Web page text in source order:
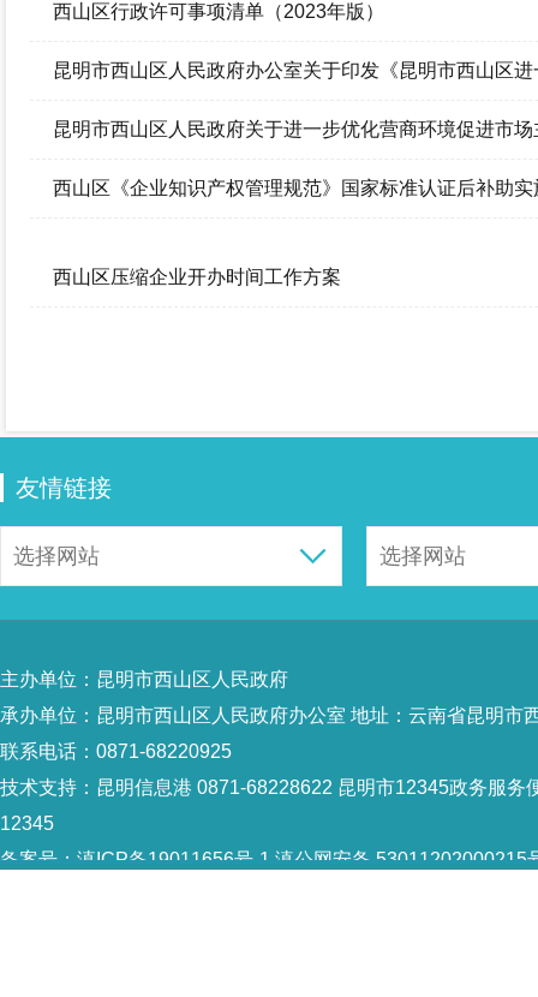
西山区行政许可事项清单（2023年版）
昆明市西山区人民政府办公室关于印发《昆明市西山区
实施细则》的通知
昆明市西山区人民政府关于进一步优化营商环境促进市
西山区《企业知识产权管理规范》国家标准认证后补助
西山区压缩企业开办时间工作方案
友情链接
主办单位：昆明市西山区人民政府
承办单位：昆明市西山区人民政府办公室 地址：云南省昆明市
联系电话：0871-68220925
技术支持： 昆明信息港 0871-68228622 昆明市12345政务服务
12345
备案号： 滇ICP备19011656号-1 滇公网安备 53011202000215